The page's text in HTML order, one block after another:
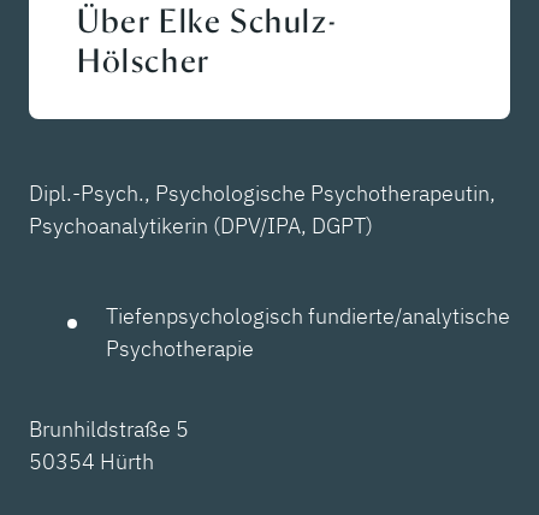
Über Elke Schulz-
Hölscher
Dipl.-Psych., Psychologische Psychotherapeutin,
Psychoanalytikerin (DPV/IPA, DGPT)
Tiefenpsychologisch fundierte/analytische
Psychotherapie
Brunhildstraße 5
50354 Hürth